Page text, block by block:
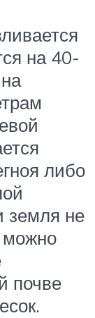
на 40-
либо
земля не
можно
почве